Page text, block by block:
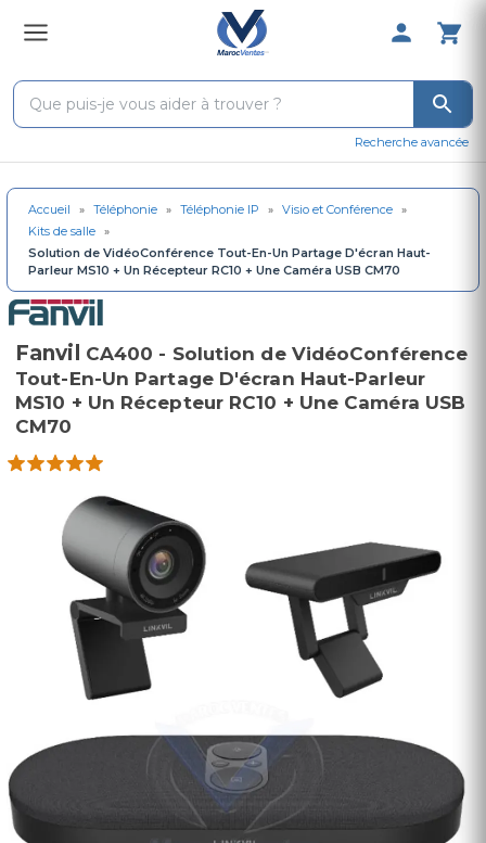
0 Produit
Recherche avancée
Accueil » Téléphonie » Téléphonie IP » Visio et Conférence »
Kits de salle »
Solution de VidéoConférence Tout-En-Un Partage D'écran Haut-
Parleur MS10 + Un Récepteur RC10 + Une Caméra USB CM70
Fanvil
CA400 - Solution de VidéoConférence
Tout-En-Un Partage D'écran Haut-Parleur
MS10 + Un Récepteur RC10 + Une Caméra USB
CM70